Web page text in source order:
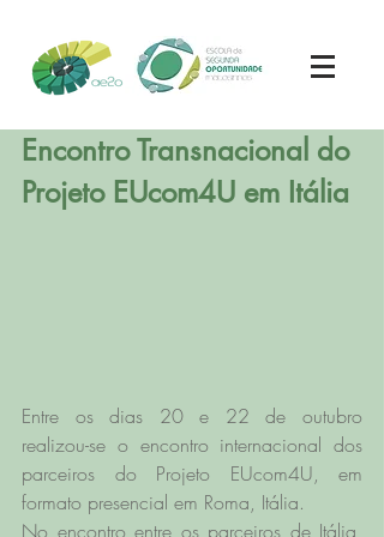
Encontro Transnacional do
Projeto EUcom4U em Itália
Entre os dias 20 e 22 de outubro
realizou-se o encontro internacional dos
parceiros do Projeto EUcom4U, em
formato presencial em Roma, Itália.
No encontro entre os parceiros de Itália,